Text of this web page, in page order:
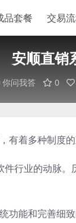
品套餐 交易
安顺直销
你问我答 0
着多种制度的
行业的动脉
功能和完善细